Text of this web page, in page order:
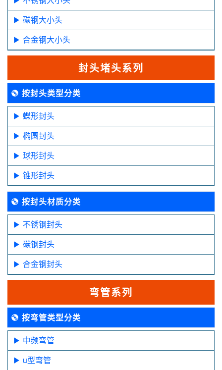
碳钢大小头
合金钢大小头
封头堵头系列
按封头类型分类
蝶形封头
椭圆封头
球形封头
锥形封头
按封头材质分类
不锈钢封头
碳钢封头
合金钢封头
弯管系列
按弯管类型分类
中频弯管
u型弯管